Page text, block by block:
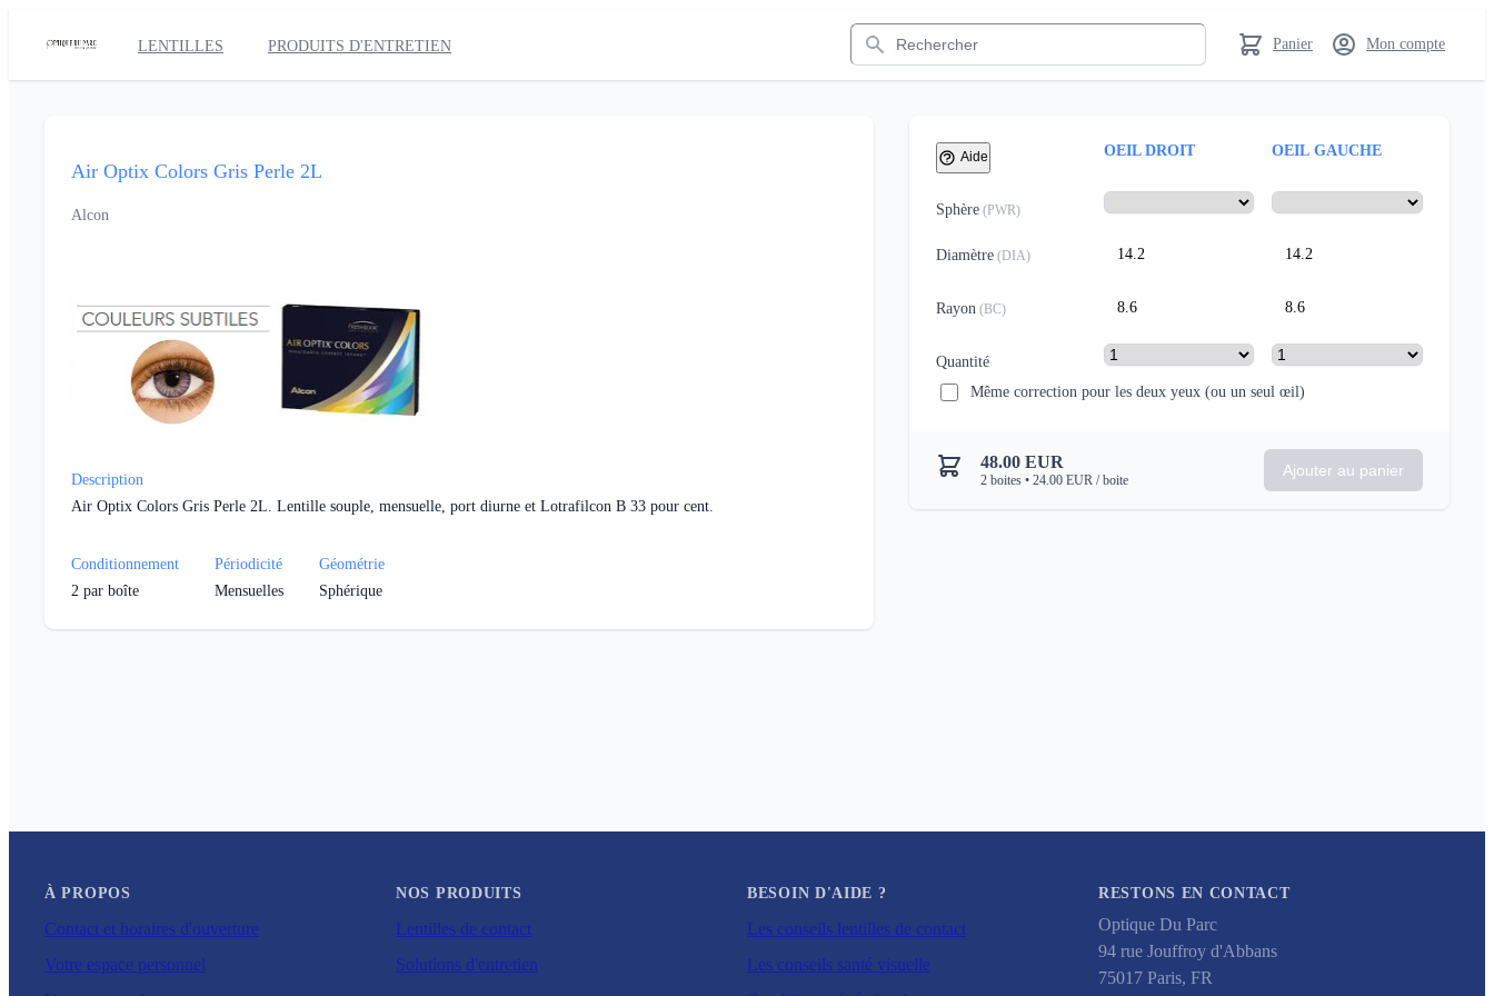
LENTILLES PRODUITS D'ENTRETIEN
Rechercher
Panier Mon compte
Air Optix Colors Gris Perle 2L
Alcon
Description
Air Optix Colors Gris Perle 2L. Lentille souple, mensuelle, port diurne et Lotrafilcon B 33 pour cent.
Conditionnement
2 par boîte
Périodicité
Mensuelles
Géométrie
Sphérique
Aide OEIL DROIT OEIL GAUCHE
Sphère(PWR)
Diamètre(DIA) 14.2 14.2
Rayon(BC) 8.6 8.6
Quantité
Même correction pour les deux yeux (ou un seul œil)
48.00 EUR
2boites• 24.00 EUR / boite
Ajouter au panier
À PROPOS
Contact et horaires d'ouverture
Votre espace personnel
NOS PRODUITS
Lentilles de contact
Solutions d'entretien
BESOIN D'AIDE ?
Les conseils lentilles de contact
Les conseils santé visuelle
RESTONS EN CONTACT
Optique Du Parc
94 rue Jouffroy d'Abbans
75017 Paris, FR